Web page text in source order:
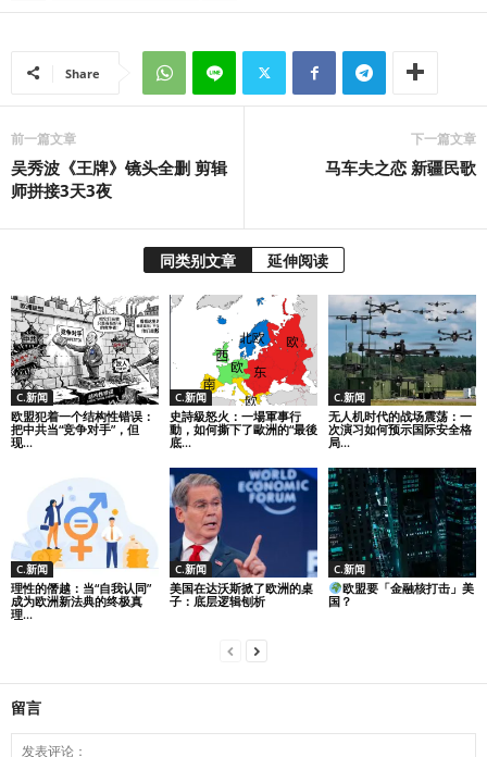
Share
前一篇文章
吴秀波《王牌》镜头全删 剪辑
师拼接3天3夜
下一篇文章
马车夫之恋 新疆民歌
同类别文章 延伸阅读
C.新闻
欧盟犯着一个结构性错误：
把中共当“竞争对手”，但
现...
C.新闻
史詩級怒火：一場軍事行
動，如何撕下了歐洲的“最後
底...
C.新闻
无人机时代的战场震荡：一
次演习如何预示国际安全格
局...
C.新闻
理性的僭越：当“自我认同”
成为欧洲新法典的终极真
理...
C.新闻
美国在达沃斯掀了欧洲的桌
子：底层逻辑刨析
C.新闻
欧盟要「金融核打击」美
国？
留言